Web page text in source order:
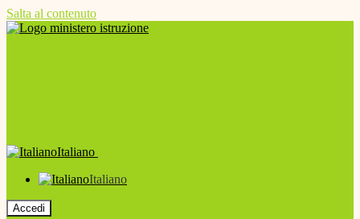
Salta al contenuto
Italiano
Italiano
Accedi